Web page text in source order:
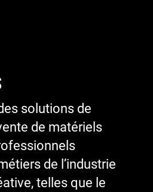
solutions de
de matériels
de l’industrie
telles que le